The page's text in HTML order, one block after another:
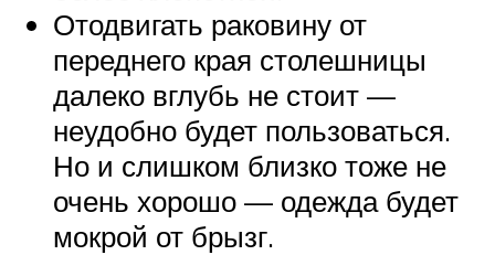
Отодвигать раковину от
переднего края столешницы
далеко вглубь не стоит —
неудобно будет пользоваться.
Но и слишком близко тоже не
очень хорошо — одежда будет
мокрой от брызг.